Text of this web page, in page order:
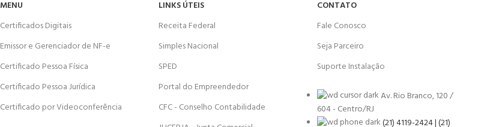
MENU
Certificados Digitais
Emissor e Gerenciador de NF-e
Certificado Pessoa Física
Certificado Pessoa Jurídica
Certificado por Videoconferência
LINKS ÚTEIS
Receita Federal
Simples Nacional
SPED
Portal do Empreendedor
CFC - Conselho Contabilidade
CONTATO
Fale Conosco
Seja Parceiro
Suporte Instalação
Av. Rio Branco, 120 /
604 - Centro/RJ
(21) 4119-2424 | (21)